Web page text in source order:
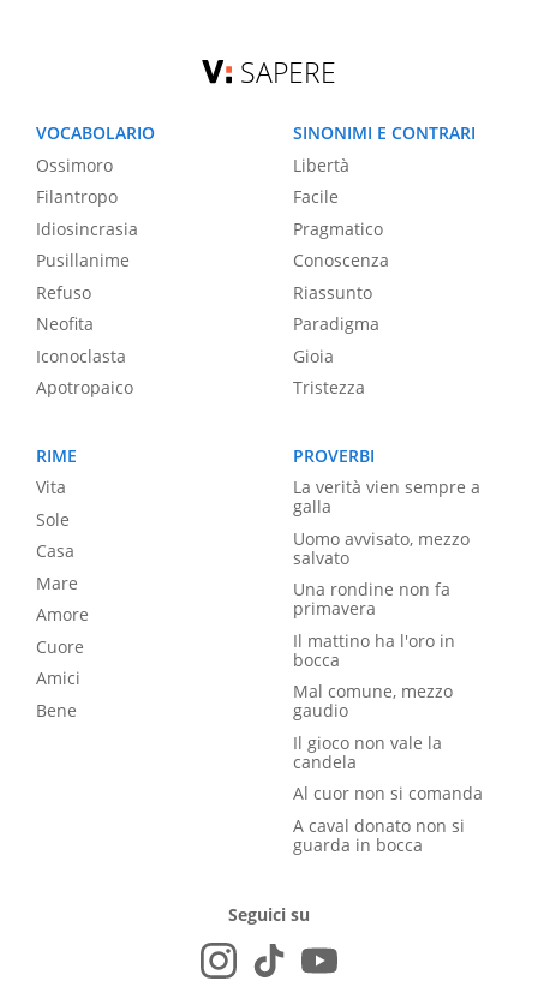
SAPERE
VOCABOLARIO
Ossimoro
Filantropo
Idiosincrasia
Pusillanime
Refuso
Neofita
Iconoclasta
Apotropaico
SINONIMI E CONTRARI
Libertà
Facile
Pragmatico
Conoscenza
Riassunto
Paradigma
Gioia
Tristezza
RIME
Vita
Sole
Casa
Mare
Amore
Cuore
Amici
Bene
PROVERBI
La verità vien sempre a
galla
Uomo avvisato, mezzo
salvato
Una rondine non fa
primavera
Il mattino ha l'oro in
bocca
Mal comune, mezzo
gaudio
Il gioco non vale la
candela
Al cuor non si comanda
A caval donato non si
guarda in bocca
Seguici su